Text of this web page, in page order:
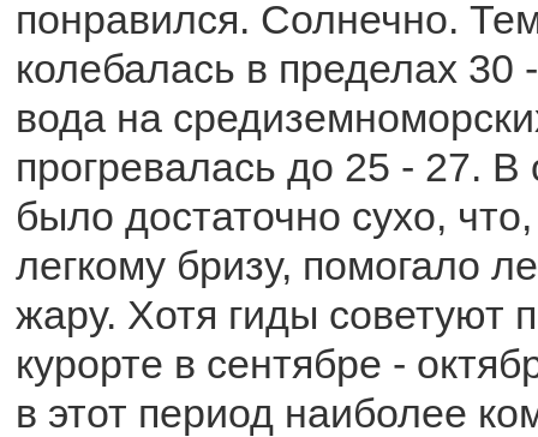
понравился. Солнечно.
колебалась в пределах 30
вода на
прогревалась до 25 - 27. В
было достаточно сухо,
легкому бризу, помогало
жару. Хотя гиды советуют
курорте в сентябре -
в этот период наиболее